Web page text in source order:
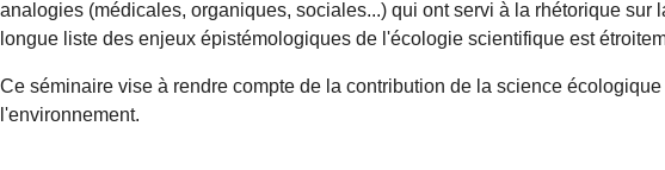
analogies (médicales, organiques, sociales...) qui ont servi à la rhétorique
longue liste des enjeux épistémologiques de l'écologie scientifique est
Ce séminaire vise à rendre compte de la contribution de la science
l'environnement.